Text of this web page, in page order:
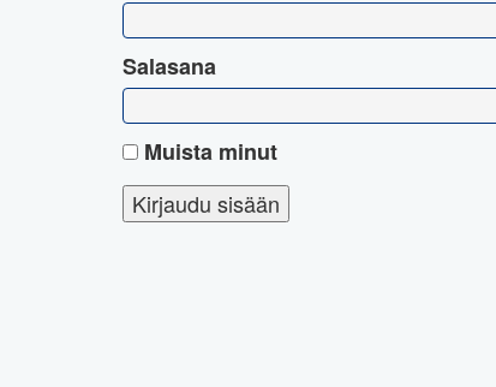
Salasana
Muista minut